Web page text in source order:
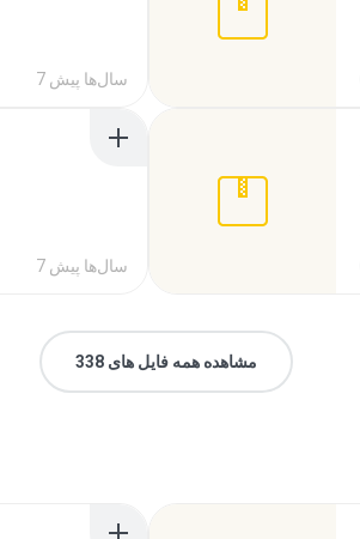
7 سال‌ها پیش
7 سال‌ها پیش
مشاهده همه فایل های 338